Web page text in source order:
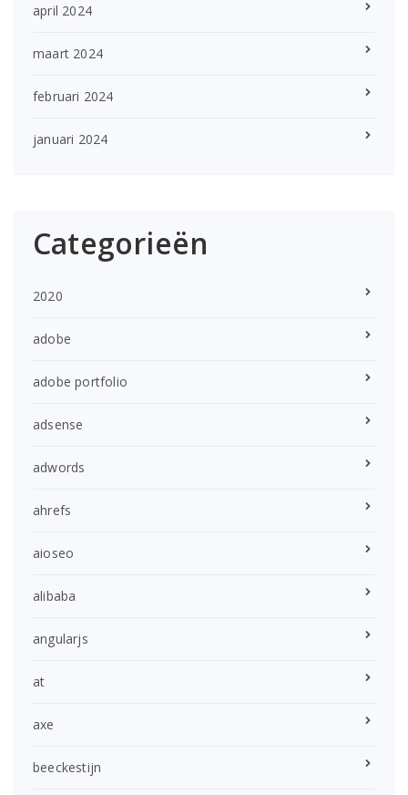
april 2024
maart 2024
februari 2024
januari 2024
Categorieën
2020
adobe
adobe portfolio
adsense
adwords
ahrefs
aioseo
alibaba
angularjs
at
axe
beeckestijn